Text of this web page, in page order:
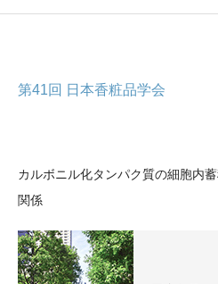
第41回 日本香粧品学会
カルボニル化タンパク質の細胞内
関係